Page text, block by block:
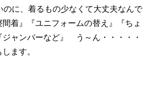
のに、着るもの少なくて大丈夫なんで
着』『ユニフォームの替え』『ちょ
ジャンバーなど』 う～ん・・・・・
ます。